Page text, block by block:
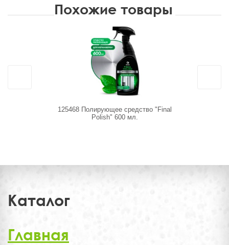
Похожие товары
125468 Полирующее средство "Final
Polish" 600 мл.
Каталог
Главная